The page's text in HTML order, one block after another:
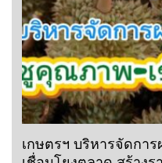
เกษตรฯ บริหารจัดกา